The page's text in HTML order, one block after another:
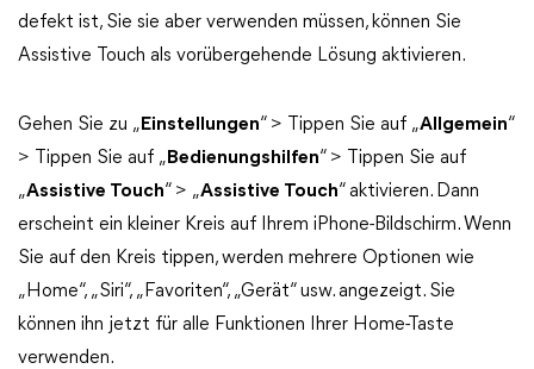
defekt ist, Sie sie aber verwenden müssen, können Sie
Assistive Touch als vorübergehende Lösung aktivieren.
Gehen Sie zu „ Einstellungen“ > Tippen Sie auf „Allgemein“
> Tippen Sie auf „ Bedienungshilfen“ > Tippen Sie auf
„Assistive Touch“ > „Assistive Touch“ aktivieren. Dann
erscheint ein kleiner Kreis auf Ihrem iPhone-Bildschirm. Wenn
Sie auf den Kreis tippen, werden mehrere Optionen wie
„Home“, „Siri“, „Favoriten“, „Gerät“ usw. angezeigt. Sie
können ihn jetzt für alle Funktionen Ihrer Home-Taste
verwenden.